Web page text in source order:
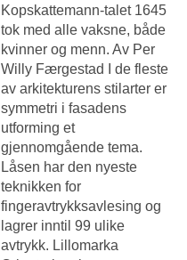
Kopskattemann-talet 1645
tok med alle vaksne, både
kvinner og menn. Av Per
Willy Færgestad I de fleste
av arkitekturens stilarter er
symmetri i fasadens
utforming et
gjennomgående tema.
Låsen har den nyeste
teknikken for
fingeravtrykksavlesing og
lagrer inntil 99 ulike
avtrykk. Lillomarka